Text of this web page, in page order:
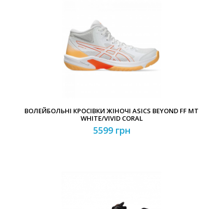
ВОЛЕЙБОЛЬНІ КРОСІВКИ ЖІНОЧІ ASICS BEYOND FF MT
WHITE/VIVID CORAL
5599 грн